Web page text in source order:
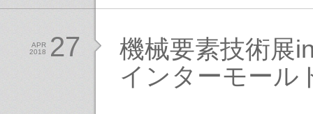
機械要素技術展
インターモール
27
APR
2018